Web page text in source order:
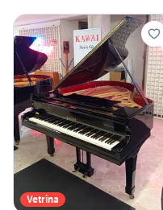
Vetrina